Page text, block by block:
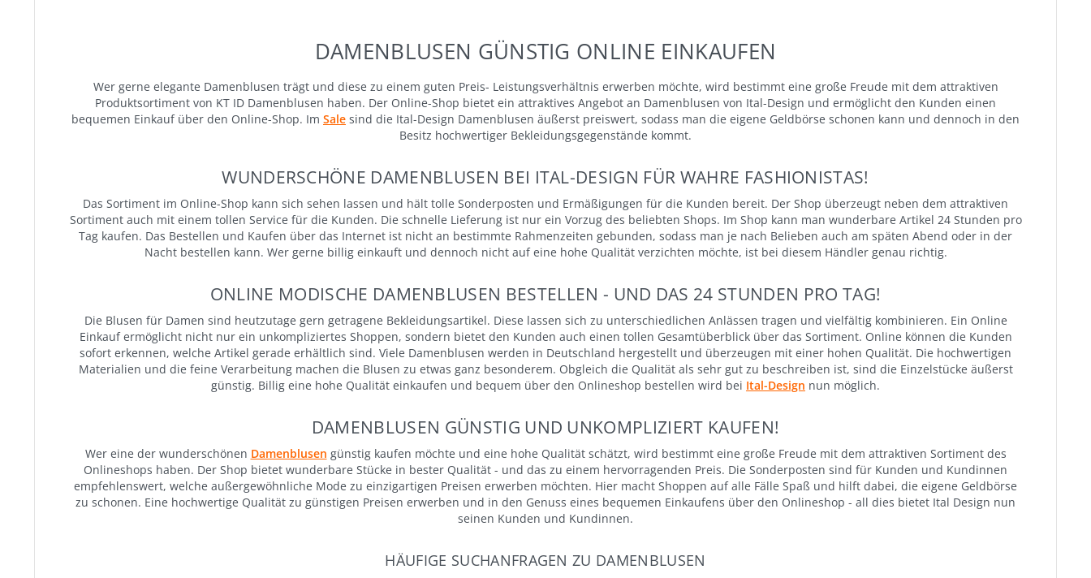
DAMENBLUSEN GÜNSTIG ONLINE EINKAUFEN
Wer gerne elegante Damenblusen trägt und diese zu einem guten Preis- Leistungsverhältnis erwerben möchte, wird bestimmt eine große Freude mit dem attraktiven
Produktsortiment von KT ID Damenblusen haben. Der Online-Shop bietet ein attraktives Angebot an Damenblusen von Ital-Design und ermöglicht den Kunden einen
bequemen Einkauf über den Online-Shop. Im Sale sind die Ital-Design Damenblusen äußerst preiswert, sodass man die eigene Geldbörse schonen kann und dennoch in den
Besitz hochwertiger Bekleidungsgegenstände kommt.
WUNDERSCHÖNE DAMENBLUSEN BEI ITAL-DESIGN FÜR WAHRE FASHIONISTAS!
Das Sortiment im Online-Shop kann sich sehen lassen und hält tolle Sonderposten und Ermäßigungen für die Kunden bereit. Der Shop überzeugt neben dem attraktiven
Sortiment auch mit einem tollen Service für die Kunden. Die schnelle Lieferung ist nur ein Vorzug des beliebten Shops. Im Shop kann man wunderbare Artikel 24 Stunden pro
Tag kaufen. Das Bestellen und Kaufen über das Internet ist nicht an bestimmte Rahmenzeiten gebunden, sodass man je nach Belieben auch am späten Abend oder in der
Nacht bestellen kann. Wer gerne billig einkauft und dennoch nicht auf eine hohe Qualität verzichten möchte, ist bei diesem Händler genau richtig.
ONLINE MODISCHE DAMENBLUSEN BESTELLEN - UND DAS 24 STUNDEN PRO TAG!
Die Blusen für Damen sind heutzutage gern getragene Bekleidungsartikel. Diese lassen sich zu unterschiedlichen Anlässen tragen und vielfältig kombinieren. Ein Online
Einkauf ermöglicht nicht nur ein unkompliziertes Shoppen, sondern bietet den Kunden auch einen tollen Gesamtüberblick über das Sortiment. Online können die Kunden
sofort erkennen, welche Artikel gerade erhältlich sind. Viele Damenblusen werden in Deutschland hergestellt und überzeugen mit einer hohen Qualität. Die hochwertigen
Materialien und die feine Verarbeitung machen die Blusen zu etwas ganz besonderem. Obgleich die Qualität als sehr gut zu beschreiben ist, sind die Einzelstücke äußerst
günstig. Billig eine hohe Qualität einkaufen und bequem über den Onlineshop bestellen wird bei Ital-Design nun möglich.
DAMENBLUSEN GÜNSTIG UND UNKOMPLIZIERT KAUFEN!
Wer eine der wunderschönen Damenblusen günstig kaufen möchte und eine hohe Qualität schätzt, wird bestimmt eine große Freude mit dem attraktiven Sortiment des
Onlineshops haben. Der Shop bietet wunderbare Stücke in bester Qualität - und das zu einem hervorragenden Preis. Die Sonderposten sind für Kunden und Kundinnen
empfehlenswert, welche außergewöhnliche Mode zu einzigartigen Preisen erwerben möchten. Hier macht Shoppen auf alle Fälle Spaß und hilft dabei, die eigene Geldbörse
zu schonen. Eine hochwertige Qualität zu günstigen Preisen erwerben und in den Genuss eines bequemen Einkaufens über den Onlineshop - all dies bietet Ital Design nun
seinen Kunden und Kundinnen.
HÄUFIGE SUCHANFRAGEN ZU DAMENBLUSEN